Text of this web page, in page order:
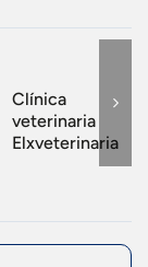
Clínica
veterinaria
Elxveterinaria